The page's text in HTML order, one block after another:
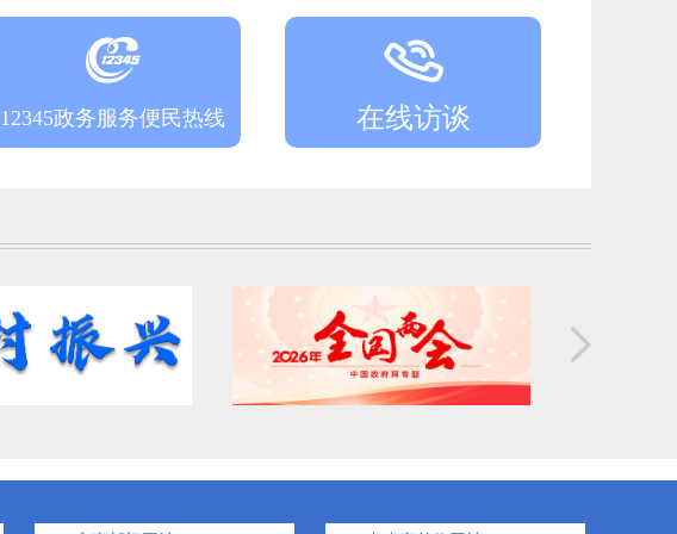
区财政局重点项目预算绩效管理执行情况
12345政务服务便民热线 在线访谈